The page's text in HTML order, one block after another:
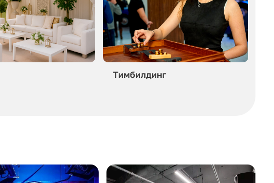
Тимбилдинг